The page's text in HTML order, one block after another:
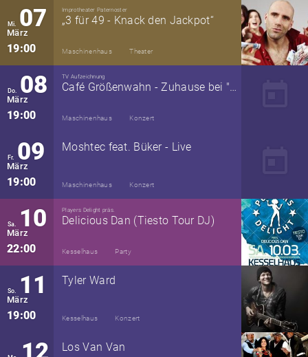
Mi. 07
März
19:00
Improtheater Paternoster
„3 für 49 - Knack den Jackpot“
Maschinenhaus Theater
Do. 08
März
19:00
TV Aufzeichnung
Café Größenwahn - Zuhause bei "Die Zöllner"
Maschinenhaus Konzert
Fr. 09
März
19:00
Moshtec feat. Büker - Live
Maschinenhaus Konzert
Sa. 10
März
22:00
Players Delight präs.
Delicious Dan (Tiesto Tour DJ)
Kesselhaus Party
So. 11
März
19:00
Tyler Ward
Kesselhaus Konzert
Los Van Van